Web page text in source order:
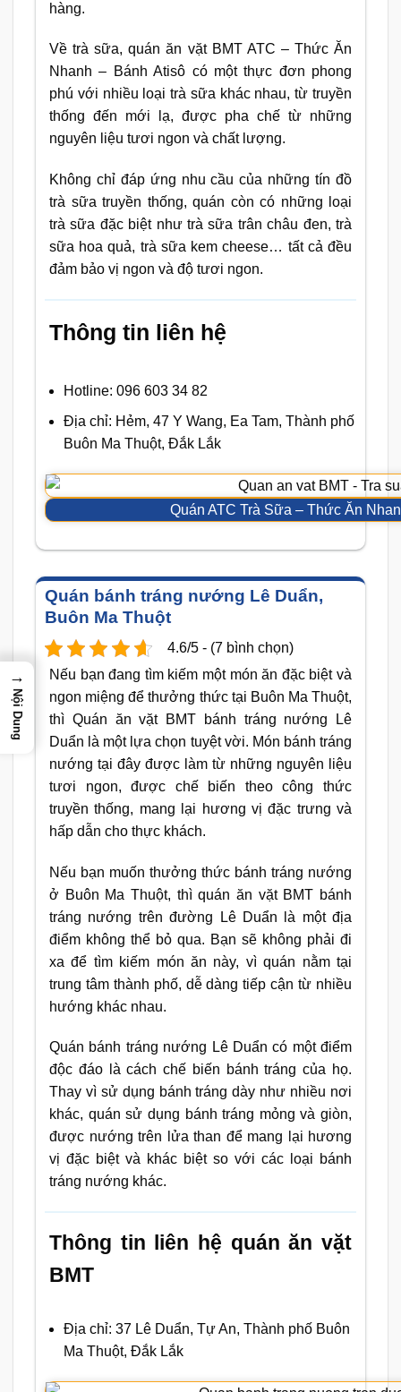
hàng.
Về trà sữa, quán ăn vặt BMT ATC – Thức Ăn
Nhanh – Bánh Atisô có một thực đơn phong
phú với nhiều loại trà sữa khác nhau, từ truyền
thống đến mới lạ, được pha chế từ những
nguyên liệu tươi ngon và chất lượng.
Không chỉ đáp ứng nhu cầu của những tín đồ
trà sữa truyền thống, quán còn có những loại
trà sữa đặc biệt như trà sữa trân châu đen, trà
sữa hoa quả, trà sữa kem cheese… tất cả đều
đảm bảo vị ngon và độ tươi ngon.
Thông tin liên hệ
Hotline: 096 603 34 82
Địa chỉ: Hẻm, 47 Y Wang, Ea Tam, Thành phố
Buôn Ma Thuột, Đắk Lắk
Quán ATC Trà Sữa – Thức Ăn
Quán bánh tráng nướng Lê Duẩn,
Buôn Ma Thuột
4.6/5 - (7 bình chọn)
Nếu bạn đang tìm kiếm một món ăn đặc biệt và
ngon miệng để thưởng thức tại Buôn Ma Thuột,
thì Quán ăn vặt BMT bánh tráng nướng Lê
Duẩn là một lựa chọn tuyệt vời. Món bánh tráng
nướng tại đây được làm từ những nguyên liệu
tươi ngon, được chế biến theo công thức
truyền thống, mang lại hương vị đặc trưng và
hấp dẫn cho thực khách.
Nếu bạn muốn thưởng thức bánh tráng nướng
ở Buôn Ma Thuột, thì quán ăn vặt BMT bánh
tráng nướng trên đường Lê Duẩn là một địa
điểm không thể bỏ qua. Bạn sẽ không phải đi
xa để tìm kiếm món ăn này, vì quán nằm tại
trung tâm thành phố, dễ dàng tiếp cận từ nhiều
hướng khác nhau.
Quán bánh tráng nướng Lê Duẩn có một điểm
độc đáo là cách chế biến bánh tráng của họ.
Thay vì sử dụng bánh tráng dày như nhiều nơi
khác, quán sử dụng bánh tráng mỏng và giòn,
được nướng trên lửa than để mang lại hương
vị đặc biệt và khác biệt so với các loại bánh
tráng nướng khác.
Thông tin liên hệ quán ăn vặt
BMT
Địa chỉ: 37 Lê Duẩn, Tự An, Thành phố Buôn
Ma Thuột, Đắk Lắk
→
Nội Dung